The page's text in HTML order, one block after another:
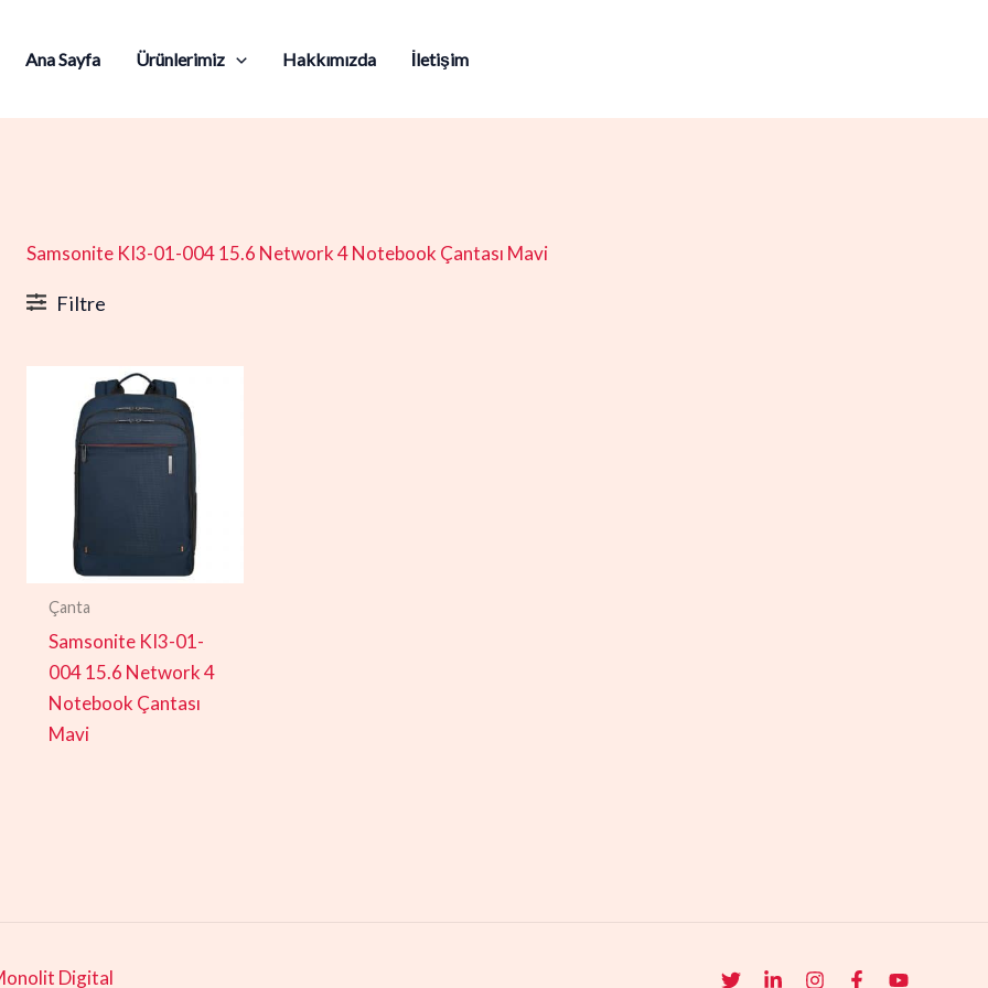
Ana Sayfa Ürünlerimiz Hakkımızda İletişim
Samsonite KI3-01-004 15.6 Network 4 Notebook Çantası Mavi
Filtre
Çanta
Samsonite KI3-01-
004 15.6 Network 4
Notebook Çantası
Mavi
Digital